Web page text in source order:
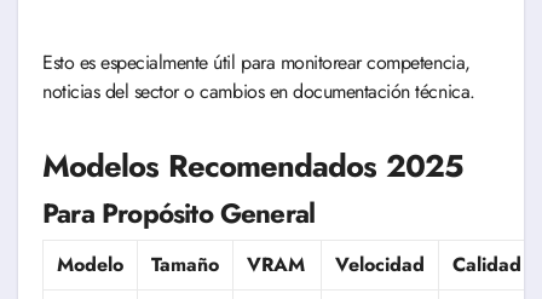
Esto es especialmente útil para monitorear competencia,
noticias del sector o cambios en documentación técnica.
Modelos Recomendados 2025
Para Propósito General
Modelo Tamaño VRAM Velocidad
Calidad